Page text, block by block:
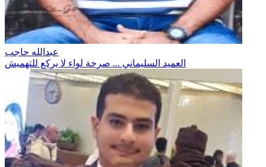
عبدالله حاجب
العميد السليماني ... صرخة لواء لا يركع للتهميش